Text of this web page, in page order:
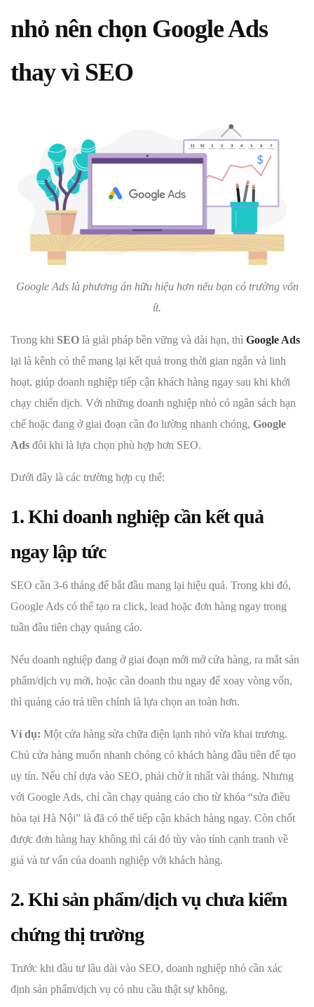
nhỏ nên chọn Google Ads
thay vì SEO
Google Ads là phương án hữu hiệu hơn nếu bạn có trường vốn
ít.
Trong khi SEO là giải pháp bền vững và dài hạn, thì Google Ads
lại là kênh có thể mang lại kết quả trong thời gian ngắn và linh
hoạt, giúp doanh nghiệp tiếp cận khách hàng ngay sau khi khởi
chạy chiến dịch. Với những doanh nghiệp nhỏ có ngân sách hạn
chế hoặc đang ở giai đoạn cần đo lường nhanh chóng, Google
Ads đôi khi là lựa chọn phù hợp hơn SEO.
Dưới đây là các trường hợp cụ thể:
1. Khi doanh nghiệp cần kết quả
ngay lập tức
SEO cần 3-6 tháng để bắt đầu mang lại hiệu quả. Trong khi đó,
Google Ads có thể tạo ra click, lead hoặc đơn hàng ngay trong
tuần đầu tiên chạy quảng cáo.
Nếu doanh nghiệp đang ở giai đoạn mới mở cửa hàng, ra mắt sản
phẩm/dịch vụ mới, hoặc cần doanh thu ngay để xoay vòng vốn,
thì quảng cáo trả tiền chính là lựa chọn an toàn hơn.
Ví dụ: Một cửa hàng sửa chữa điện lạnh nhỏ vừa khai trương.
Chủ cửa hàng muốn nhanh chóng có khách hàng đầu tiên để tạo
uy tín. Nếu chỉ dựa vào SEO, phải chờ ít nhất vài tháng. Nhưng
với Google Ads, chỉ cần chạy quảng cáo cho từ khóa “sửa điều
hòa tại Hà Nội” là đã có thể tiếp cận khách hàng ngay. Còn chốt
được đơn hàng hay không thì cái đó tùy vào tính cạnh tranh về
giá và tư vấn của doanh nghiệp với khách hàng.
2. Khi sản phẩm/dịch vụ chưa kiểm
chứng thị trường
Trước khi đầu tư lâu dài vào SEO, doanh nghiệp nhỏ cần xác
định sản phẩm/dịch vụ có nhu cầu thật sự không.